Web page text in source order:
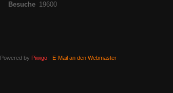
Besuche 19600
Powered by Piwigo- E-Mail an den Webmaster